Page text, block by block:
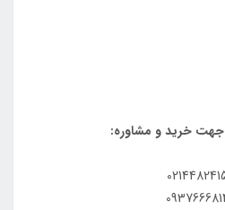
خرید و مشاوره: